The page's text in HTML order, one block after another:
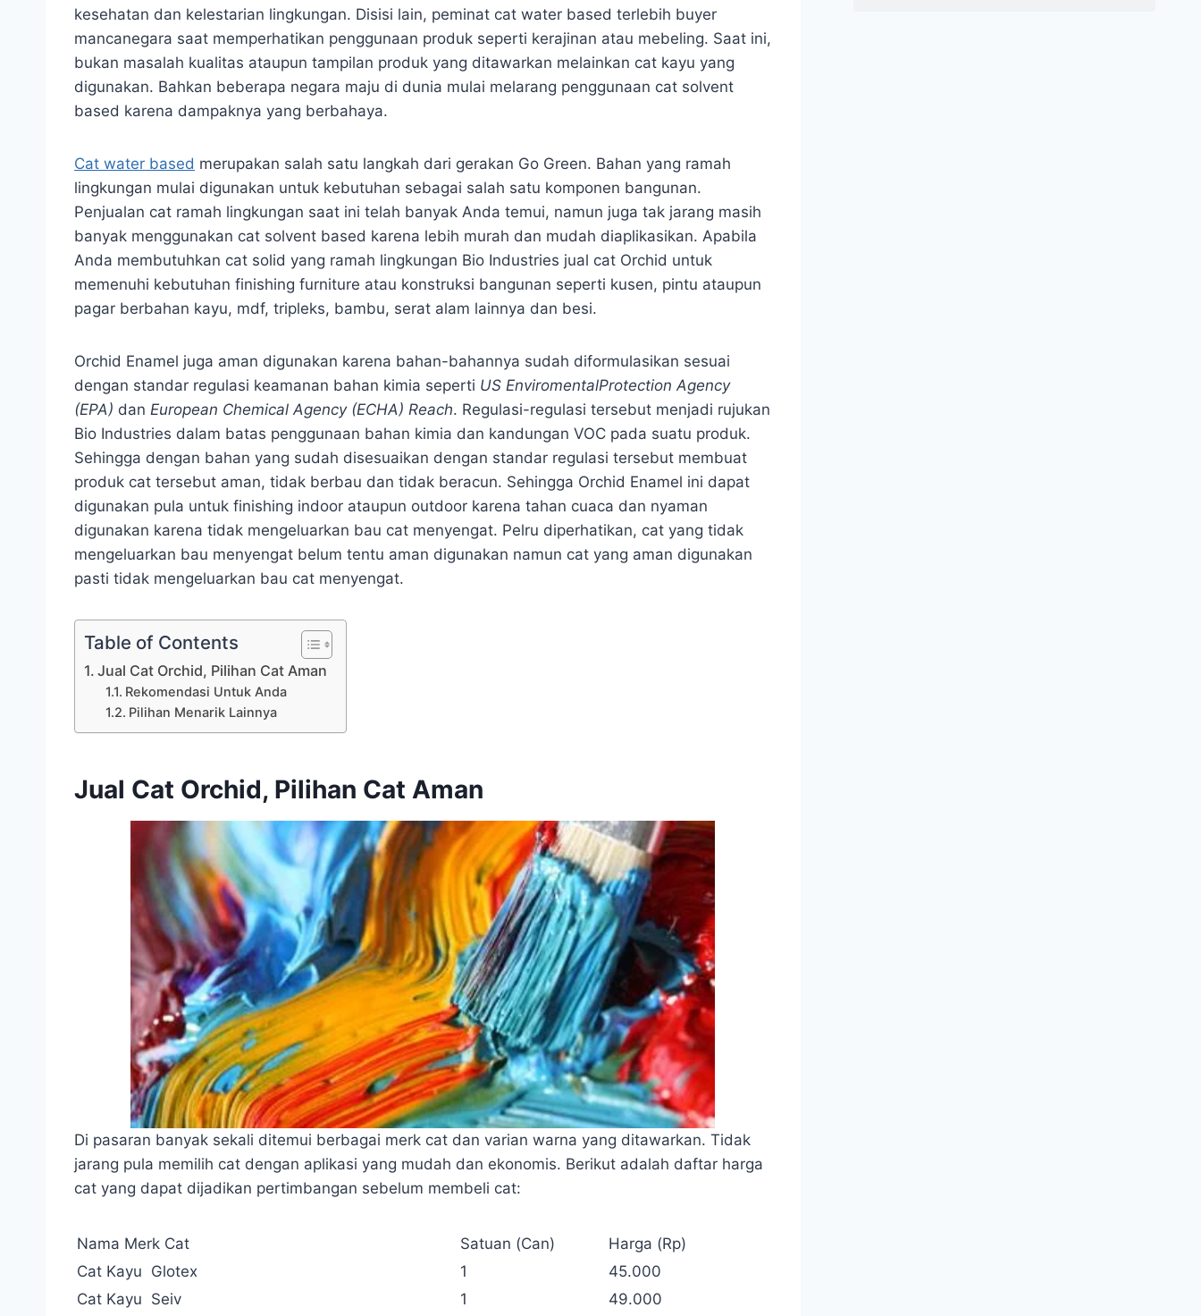
kesehatan dan kelestarian lingkungan. Disisi lain, peminat cat water based terlebih buyer
mancanegara saat memperhatikan penggunaan produk seperti kerajinan atau mebeling. Saat ini,
bukan masalah kualitas ataupun tampilan produk yang ditawarkan melainkan cat kayu yang
digunakan. Bahkan beberapa negara maju di dunia mulai melarang penggunaan cat solvent
based karena dampaknya yang berbahaya.
Cat water based merupakan salah satu langkah dari gerakan Go Green. Bahan yang ramah
lingkungan mulai digunakan untuk kebutuhan sebagai salah satu komponen bangunan.
Penjualan cat ramah lingkungan saat ini telah banyak Anda temui, namun juga tak jarang masih
banyak menggunakan cat solvent based karena lebih murah dan mudah diaplikasikan. Apabila
Anda membutuhkan cat solid yang ramah lingkungan Bio Industries jual cat Orchid untuk
memenuhi kebutuhan finishing furniture atau konstruksi bangunan seperti kusen, pintu ataupun
pagar berbahan kayu, mdf, tripleks, bambu, serat alam lainnya dan besi.
Orchid Enamel juga aman digunakan karena bahan-bahannya sudah diformulasikan sesuai
dengan standar regulasi keamanan bahan kimia seperti US EnviromentalProtection Agency
(EPA) dan European Chemical Agency (ECHA) Reach. Regulasi-regulasi tersebut menjadi rujukan
Bio Industries dalam batas penggunaan bahan kimia dan kandungan VOC pada suatu produk.
Sehingga dengan bahan yang sudah disesuaikan dengan standar regulasi tersebut membuat
produk cat tersebut aman, tidak berbau dan tidak beracun. Sehingga Orchid Enamel ini dapat
digunakan pula untuk finishing indoor ataupun outdoor karena tahan cuaca dan nyaman
digunakan karena tidak mengeluarkan bau cat menyengat. Pelru diperhatikan, cat yang tidak
mengeluarkan bau menyengat belum tentu aman digunakan namun cat yang aman digunakan
pasti tidak mengeluarkan bau cat menyengat.
Table of Contents
Jual Cat Orchid, Pilihan Cat Aman
Rekomendasi Untuk Anda
Pilihan Menarik Lainnya
Jual Cat Orchid, Pilihan Cat Aman
Di pasaran banyak sekali ditemui berbagai merk cat dan varian warna yang ditawarkan. Tidak
jarang pula memilih cat dengan aplikasi yang mudah dan ekonomis. Berikut adalah daftar harga
cat yang dapat dijadikan pertimbangan sebelum membeli cat:
Nama Merk Cat Satuan (Can)
Harga (Rp)
Cat Kayu Glotex
1
45.000
Cat Kayu Seiv
1 49.000